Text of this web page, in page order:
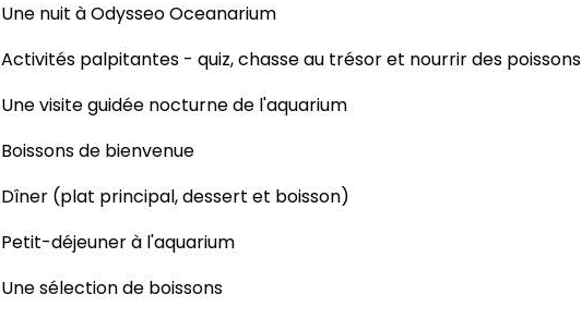
Une nuit à Odysseo Oceanarium
Activités palpitantes - quiz, chasse au trésor et nourrir des poissons
Une visite guidée nocturne de l'aquarium
Boissons de bienvenue
Dîner (plat principal, dessert et boisson)
Petit-déjeuner à l'aquarium
Une sélection de boissons